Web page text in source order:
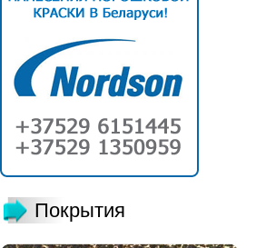
Покрытия